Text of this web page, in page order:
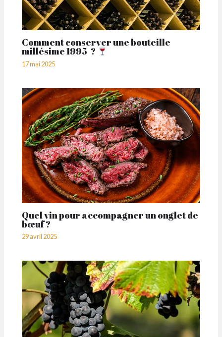
Comment conserver une bouteille
millésime 1995 ?
17 mai 2025
Quel vin pour accompagner un onglet de
bœuf ?
29 avril 2025